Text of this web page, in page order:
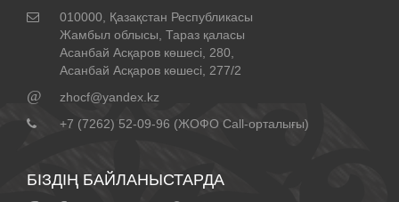
010000, Қазақстан Республикасы
Жамбыл облысы, Тараз қаласы
Асанбай Асқаров көшесі, 280,
Асанбай Асқаров көшесі, 277/2
@
zhocf@yandex.kz
+7 (7262) 52-09-96 (ЖОФО Call-орталығы)
БІЗДІҢ БАЙЛАНЫСТАРДА